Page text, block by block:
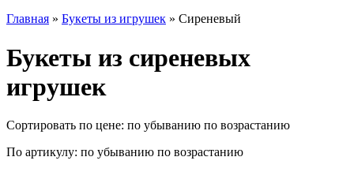
Главная » Букеты из игрушек » Сиреневый
Букеты из сиреневых
игрушек
Сортировать по цене: по убыванию по возрастанию
По артикулу: по убыванию по возрастанию